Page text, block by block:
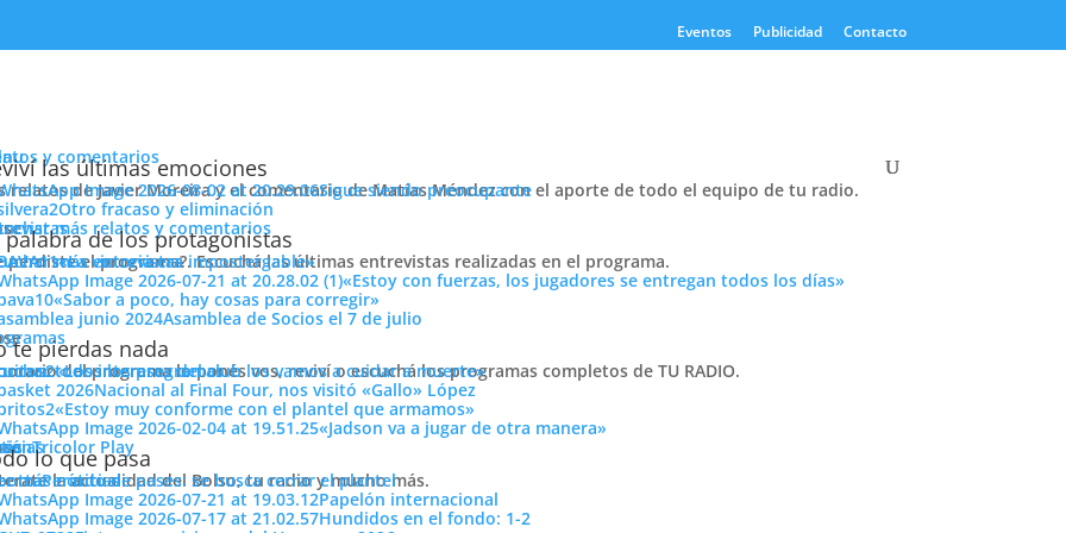
Eventos Publicidad Contacto
y comentarios
las últimas emociones
relatos de Javier Moreira y el comentario de Matías Méndez con el aporte de todo el equipo de tu radio.
Sigue siendo preocupante
Otro fracaso y eliminación
más relatos y comentarios
palabra de los protagonistas
perdiste el programa?. Escuchá las últimas entrevistas realizadas en el programa.
más entrevistas
«La victoria era impostergable»
«Estoy con fuerzas, los jugadores se entregan todos los días»
«Sabor a poco, hay cosas para corregir»
Asamblea de Socios el 7 de julio
te pierdas nada
del programa lo ponés vos, reviví o escuchá los programas completos de TU RADIO.
todos los programas
«Los intereses del club los vamos a cuidar a muerte»
Nacional al Final Four, nos visitó «Gallo» López
«Estoy muy conforme con el plantel que armamos»
«Jadson va a jugar de otra manera»
Play
lo que pasa
la actualidad del Bolso, tu radio y mucho más.
más noticias
Período de pases: se busca cerrar el plantel
Papelón internacional
Hundidos en el fondo: 1-2
Tricolor
Tweets by PasionTricolor1